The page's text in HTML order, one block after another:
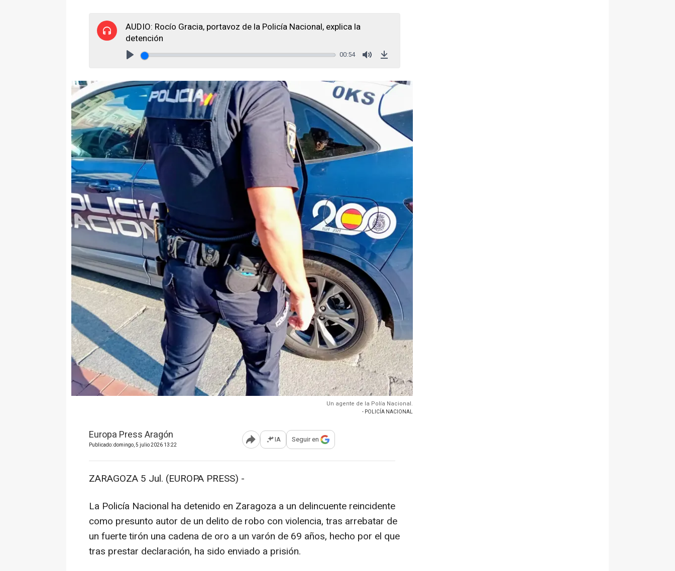
AUDIO: Rocío Gracia, portavoz de la Policía Nacional, explica la
detención
00:54
Un agente de la Polía Nacional.
- POLICÍA NACIONAL
Europa Press Aragón
Publicado: domingo, 5 julio 2026 13:22 Abrir opciones para compartir
IA Seguir en
ZARAGOZA 5 Jul. (EUROPA PRESS) -
La Policía Nacional ha detenido en Zaragoza a un delincuente reincidente
como presunto autor de un delito de robo con violencia, tras arrebatar de
un fuerte tirón una cadena de oro a un varón de 69 años, hecho por el que
tras prestar declaración, ha sido enviado a prisión.